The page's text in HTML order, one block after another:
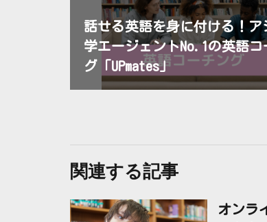
話せる英語を身に付ける！ア
学エージェントNo.1の英語コ
グ「UPmates」
関連する記事
オンラ